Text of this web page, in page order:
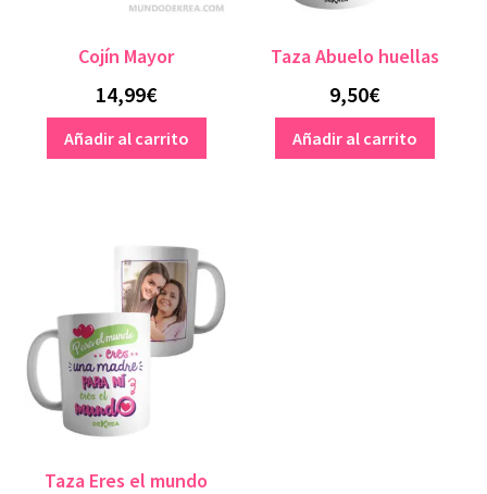
Cojín Mayor
14,99€
Añadir al carrito
Taza Abuelo huellas
9,50€
Añadir al carrito
Taza Eres el mundo